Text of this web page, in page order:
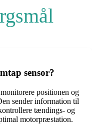
sensor?
positionen og
sender information til
tændings- og
motorpræstation.